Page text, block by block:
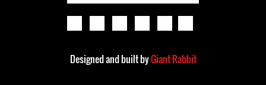
Designed and built byGiant Rabbit